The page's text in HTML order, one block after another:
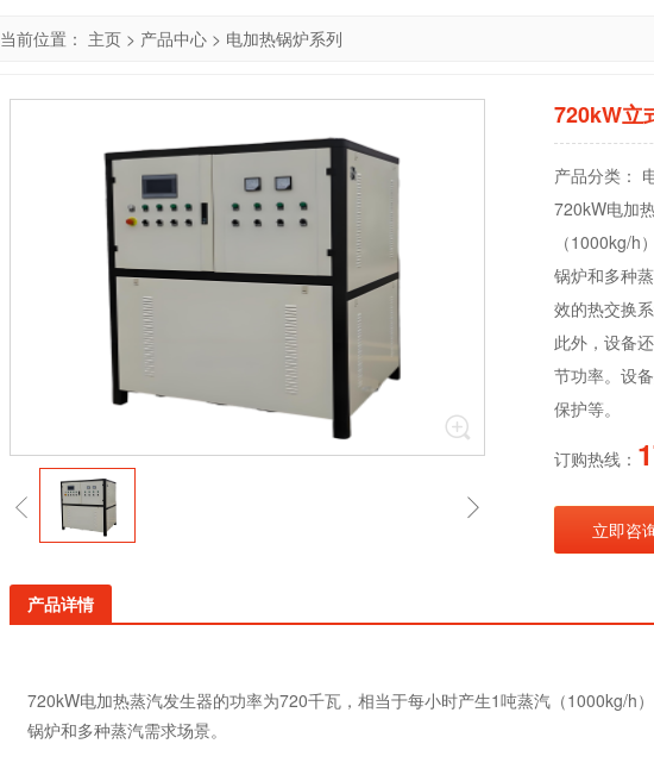
当前位置： 主页 > 产品中心 > 电加热锅炉系列
720kW立
产品分类：
720kW电加
（1000kg/h
锅炉和多种
效的热交换
此外，设备
节功率。设
保护等。
订购热线：
立即咨
产品详情
720kW电加热蒸汽发生器的功率为720千瓦，相当于每小时产生1吨蒸汽（1000kg/h
锅炉和多种蒸汽需求场景。